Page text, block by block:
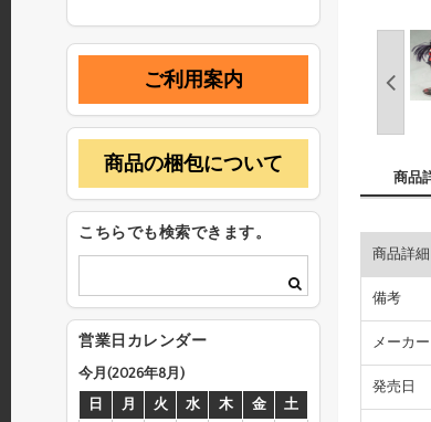
商品
商品詳細
備考
メーカー
発売日
ご利用案内
商品の梱包について
こちらでも検索できます。
営業日カレンダー
今月(2026年8月)
日
月 火 水 木 金
土